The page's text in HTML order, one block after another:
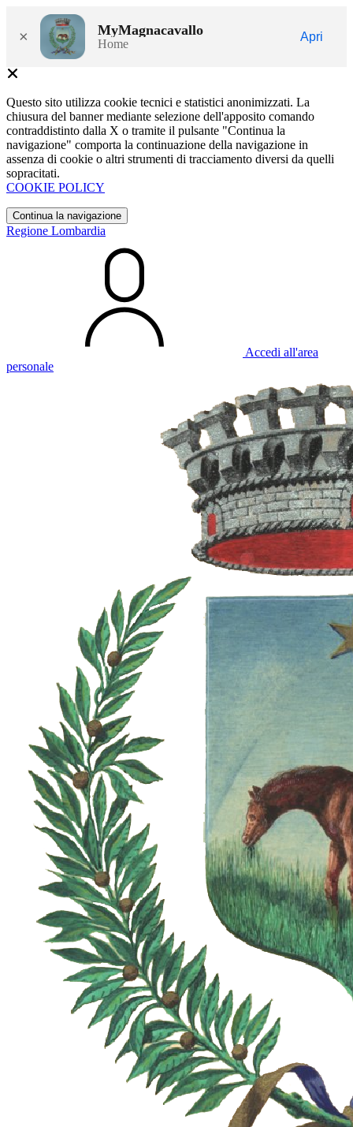
× MyMagnacavallo
Home
Apri
Questo sito utilizza cookie tecnici e statistici anonimizzati. La
chiusura del banner mediante selezione dell'apposito comando
contraddistinto dalla X o tramite il pulsante "Continua la
navigazione" comporta la continuazione della navigazione in
assenza di cookie o altri strumenti di tracciamento diversi da quelli
sopracitati.
COOKIE POLICY
Continua la navigazione
Regione Lombardia
Accedi all'area
personale